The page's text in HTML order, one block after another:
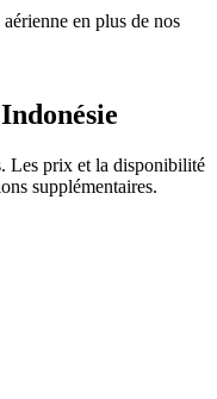
en plus de nos
Les prix et la disponibilité
supplémentaires.